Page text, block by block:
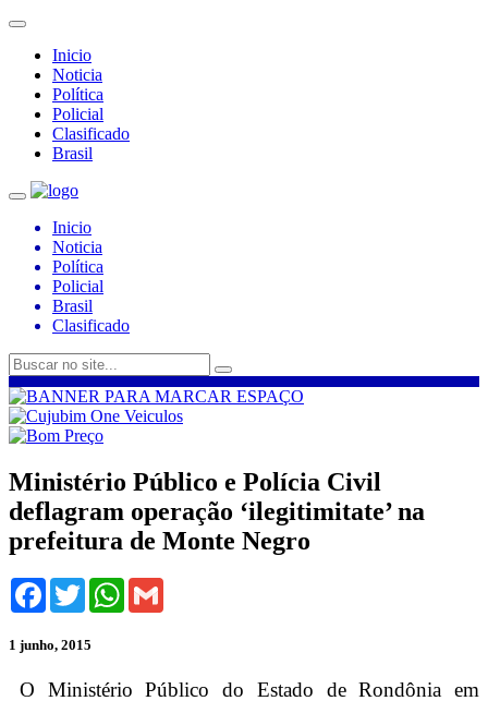
Inicio
Noticia
Política
Policial
Clasificado
Brasil
Inicio
Noticia
Política
Policial
Brasil
Clasificado
Ministério Público e Polícia Civil
deflagram operação ‘ilegitimitate’ na
prefeitura de Monte Negro
Facebook
TwitterWhatsApp
1 junho, 2015
O Ministério Público do Estado de Rondônia em